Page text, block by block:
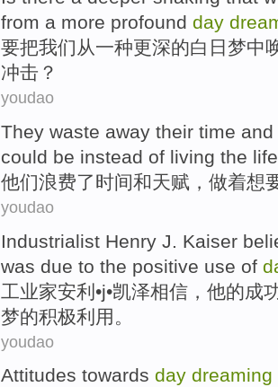
from a more profound day
要把我们 从一种更深的白日梦中
冲击 ？
youdao
They waste away their time and
could be instead of living the
他们浪费了时间和天赋 ，做着想
youdao
Industrialist Henry J. Kaiser
was due to the positive use of
工业家安利•j•凯泽相信 ， 他的成
梦的积极利用 。
youdao
Attitudes towards day dreaming